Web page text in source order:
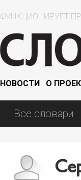
ФУНКЦИОНИРУЕТ
НОВОСТИ О